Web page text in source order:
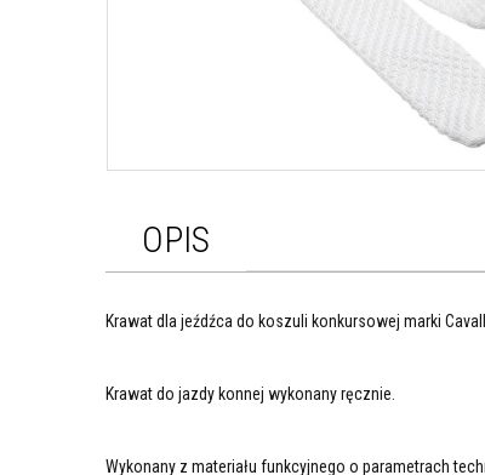
OPIS
Krawat dla jeźdźca do koszuli konkursowej marki
Krawat do jazdy konnej wykonany ręcznie.
Wykonany z materiału funkcyjnego o parametrach